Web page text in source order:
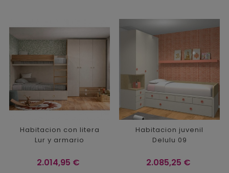
Habitacion con litera
Lur y armario
Precio
2.014,95 €
Habitacion juvenil
Delulu 09
Precio
2.085,25 €